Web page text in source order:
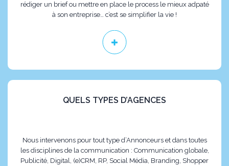
rédiger un brief ou mettre en place le process le mieux adpaté
à son entreprise… c’est se simplifier la vie !
QUELS TYPES D’AGENCES
Nous intervenons pour tout type d’Annonceurs et dans toutes
les disciplines de la communication : Communication globale,
Publicité, Digital, (e)CRM, RP, Social Média, Branding, Shopper